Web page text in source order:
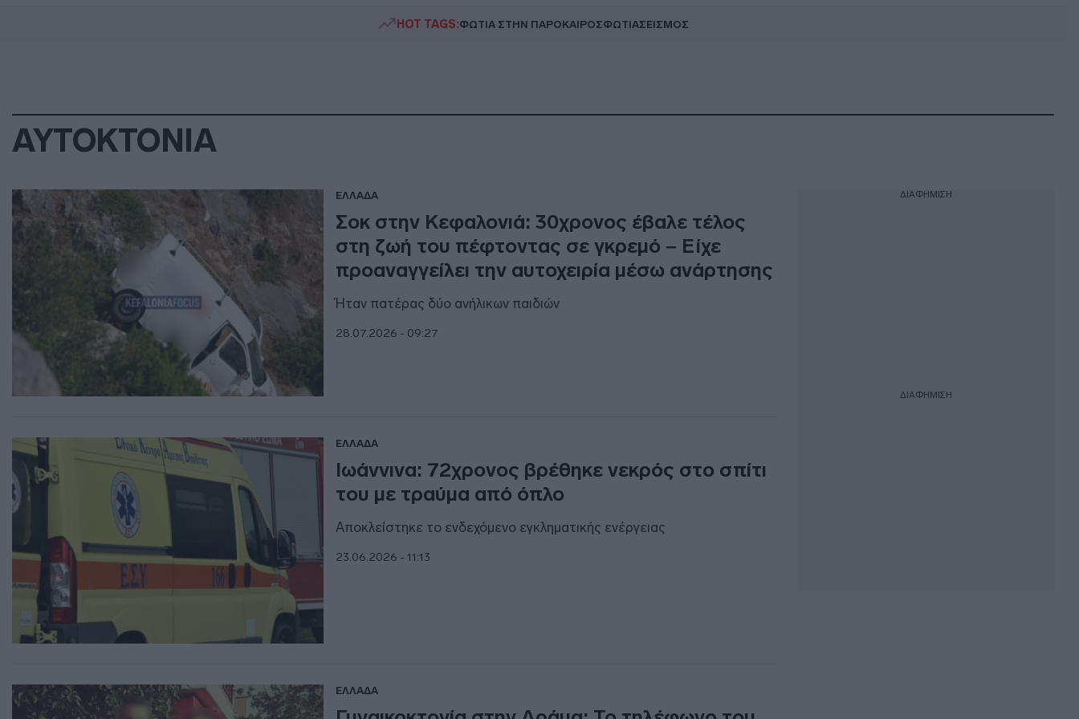
HOT TAGS:ΦΩΤΙΑ ΣΤΗΝ ΠΑΡΟΚΑΙΡΟΣΦΩΤΙΑΣΕΙΣΜΟΣ
ΑΥΤΟΚΤΟΝΙΑ
ΕΛΛΑΔΑ
Σοκ στην Κεφαλονιά: 30χρονος έβαλε τέλος
στη ζωή του πέφτοντας σε γκρεμό – Είχε
προαναγγείλει την αυτοχειρία μέσω ανάρτησης
Ήταν πατέρας δύο ανήλικων παιδιών
28.07.2026 - 09:27
ΕΛΛΑΔΑ
Ιωάννινα: 72χρονος βρέθηκε νεκρός στο σπίτι
του με τραύμα από όπλο
Αποκλείστηκε το ενδεχόμενο εγκληματικής ενέργειας
23.06.2026 - 11:13
ΕΛΛΑΔΑ
ΔΙΑΦΗΜΙΣΗ
ΔΙΑΦΗΜΙΣΗ